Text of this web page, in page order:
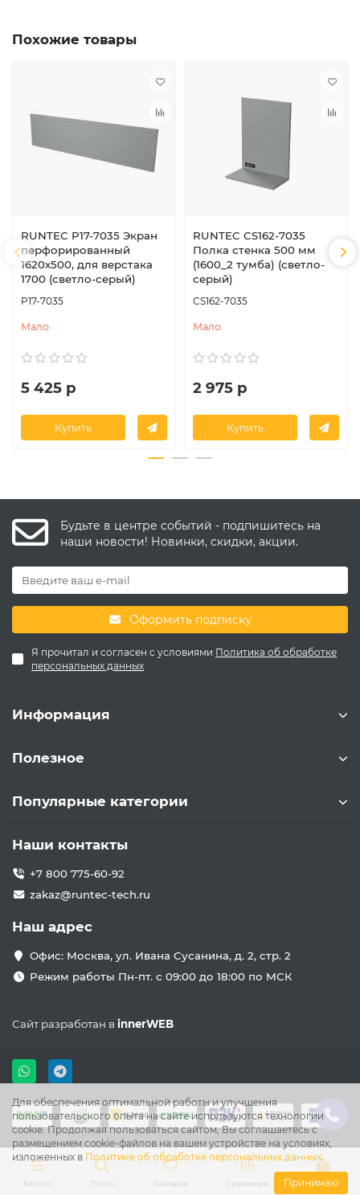
Похожие товары
RUNTEC P17-7035 Экран
перфорированный
1620х500, для верстака
1700 (светло-серый)
P17-7035
Мало
5 425 р
Купить
RUNTEC CS162-7035
Полка стенка 500 мм
(1600_2 тумба) (светло-
серый)
CS162-7035
Мало
2 975 р
Купить
Для обеспечения оптимальной работы и улучшения
пользовательского опыта на сайте используются технологии
cookie. Продолжая пользоваться сайтом, Вы соглашаетесь с
размещением cookie-файлов на вашем устройстве на условиях,
изложенных в Политике об обработке персональных данных.
Принимаю
Будьте в центре событий - подпишитесь на
наши новости! Новинки, скидки, акции.
Оформить подписку
Я прочитал и согласен с условиями Политика об обработке
персональных данных
Информация
Полезное
Популярные категории
Наши контакты
+7 800 775-60-92
zakaz@runtec-tech.ru
Наш адрес
Офис: Москва, ул. Ивана Сусанина, д. 2, стр. 2
Режим работы Пн-пт. с 09:00 до 18:00 по МСК
Сайт разработан вinnerWEB
Каталог Поиск Закладки Сравнение Корзина